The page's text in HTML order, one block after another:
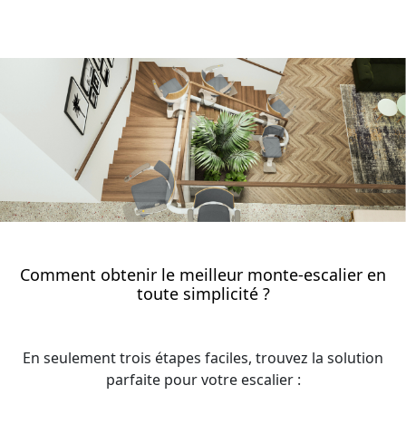
Comment obtenir le meilleur monte-escalier en
toute simplicité ?
En seulement trois étapes faciles, trouvez la solution
parfaite pour votre escalier :